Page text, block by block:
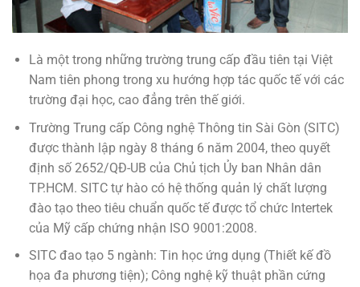
Là một trong những trường trung cấp đầu tiên tại Việt
Nam tiên phong trong xu hướng hợp tác quốc tế với các
trường đại học, cao đẳng trên thế giới.
Trường Trung cấp Công nghệ Thông tin Sài Gòn (SITC)
được thành lập ngày 8 tháng 6 năm 2004, theo quyết
định số 2652/QĐ-UB của Chủ tịch Ủy ban Nhân dân
TP.HCM. SITC tự hào có hệ thống quản lý chất lượng
đào tạo theo tiêu chuẩn quốc tế được tổ chức Intertek
của Mỹ cấp chứng nhận ISO 9001:2008.
SITC đao tạo 5 ngành: Tin học ứng dụng (Thiết kế đồ
họa đa phương tiện); Công nghệ kỹ thuật phần cứng